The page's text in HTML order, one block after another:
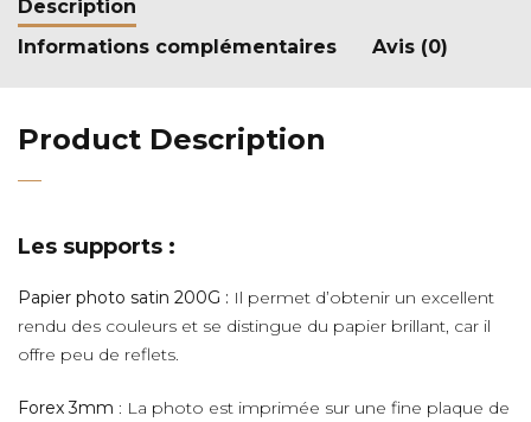
Description
Informations complémentaires
Avis (0)
Product Description
Les supports :
Papier photo satin 200G : Il permet d’obtenir un excellent
rendu des couleurs et se distingue du papier brillant, car il
offre peu de reflets.
Forex 3mm : La photo est imprimée sur une fine plaque de